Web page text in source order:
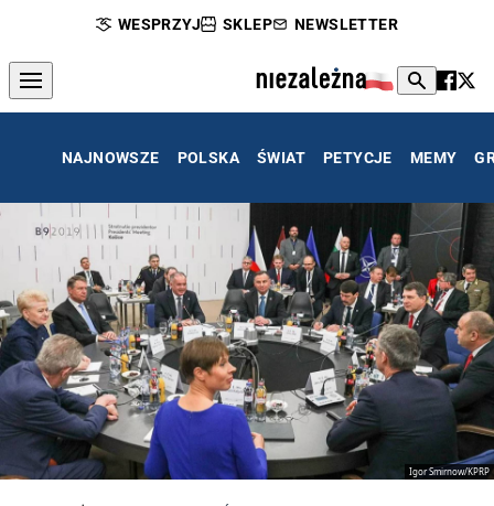
WESPRZYJ SKLEP NEWSLETTER
NAJNOWSZE POLSKA ŚWIAT PETYCJE MEMY
Igor Smirnow/KPRP